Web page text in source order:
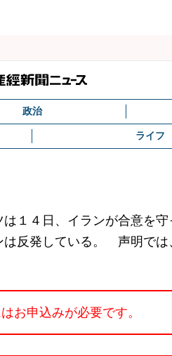
政治
ライフ
４日、イランが合意を
反発している。 声明で
お申込みが必要です。